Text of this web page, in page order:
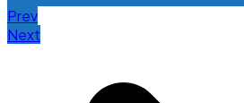
Prev
Next